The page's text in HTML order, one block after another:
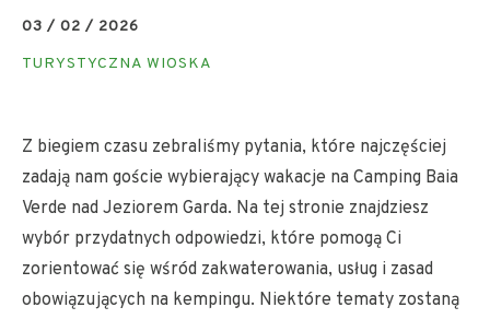
03 / 02 / 2026
TURYSTYCZNA WIOSKA
Z biegiem czasu zebraliśmy pytania, które najczęściej
zadają nam goście wybierający wakacje na Camping Baia
Verde nad Jeziorem Garda. Na tej stronie znajdziesz
wybór przydatnych odpowiedzi, które pomogą Ci
zorientować się wśród zakwaterowania, usług i zasad
obowiązujących na kempingu. Niektóre tematy zostaną